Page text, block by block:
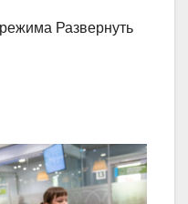
Развернуть